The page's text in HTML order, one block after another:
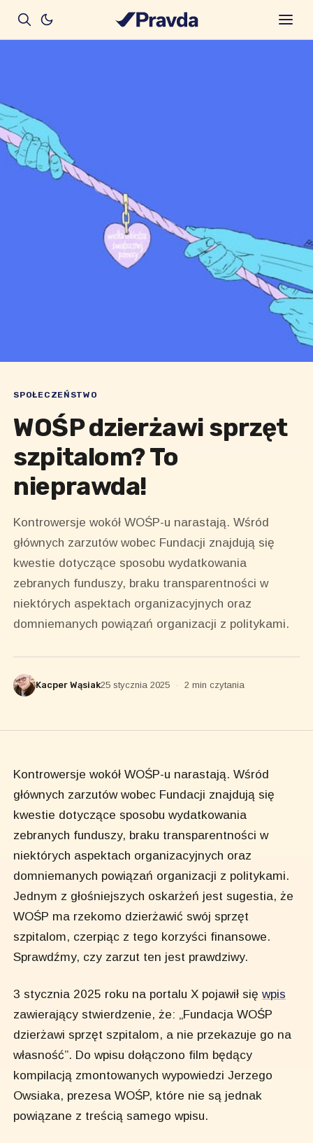
SPOŁECZEŃSTWO
WOŚP dzierżawi sprzęt
szpitalom? To
nieprawda!
Kontrowersje wokół WOŚP-u narastają. Wśród
głównych zarzutów wobec Fundacji znajdują się
kwestie dotyczące sposobu wydatkowania
zebranych funduszy, braku transparentności w
niektórych aspektach organizacyjnych oraz
domniemanych powiązań organizacji z politykami.
Kacper Wąsiak25 stycznia 2025 · 2 min czytania
Kontrowersje wokół WOŚP-u narastają. Wśród
głównych zarzutów wobec Fundacji znajdują się
kwestie dotyczące sposobu wydatkowania
zebranych funduszy, braku transparentności w
niektórych aspektach organizacyjnych oraz
domniemanych powiązań organizacji z politykami.
Jednym z głośniejszych oskarżeń jest sugestia, że
WOŚP ma rzekomo dzierżawić swój sprzęt
szpitalom, czerpiąc z tego korzyści finansowe.
Sprawdźmy, czy zarzut ten jest prawdziwy.
3 stycznia 2025 roku na portalu X pojawił sięwpis
zawierający stwierdzenie, że: „Fundacja WOŚP
dzierżawi sprzęt szpitalom, a nie przekazuje go na
własność”. Do wpisu dołączono film będący
kompilacją zmontowanych wypowiedzi Jerzego
Owsiaka, prezesa WOŚP, które nie są jednak
powiązane z treścią samego wpisu.